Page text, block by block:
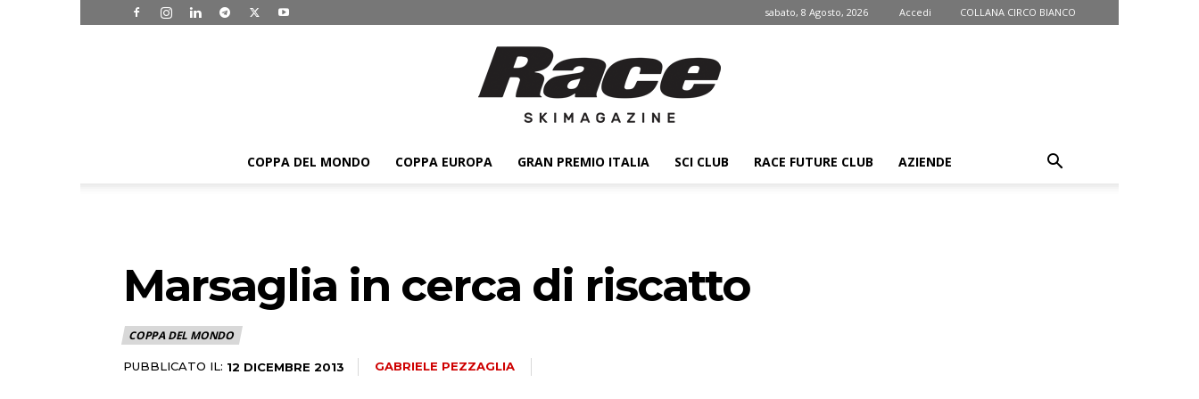
sabato, 8 Agosto, 2026 Accedi COLLANA CIRCO BIANCO
COPPA DEL MONDO COPPA EUROPA GRAN PREMIO ITALIA SCI CLUB RACE FUTURE CLUB AZIENDE
Marsaglia in cerca di riscatto
COPPA DEL MONDO
PUBBLICATO IL: 12 DICEMBRE 2013 GABRIELE PEZZAGLIA